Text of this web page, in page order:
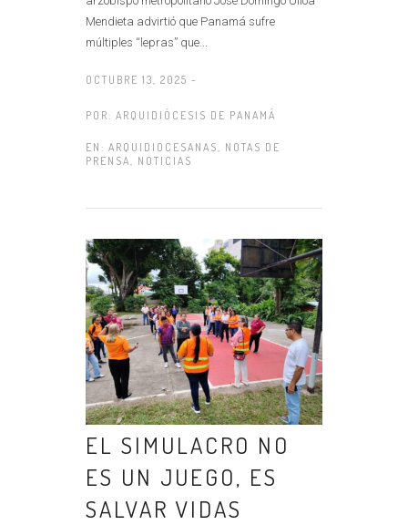
Mendieta advirtió que Panamá sufre
múltiples “lepras” que...
OCTUBRE 13, 2025 -
POR: ARQUIDIÓCESIS DE PANAMÁ
EN: ARQUIDIOCESANAS
NOTAS DE
PRENSA
NOTICIAS
EL SIMULACRO NO
ES UN JUEGO, ES
SALVAR VIDAS